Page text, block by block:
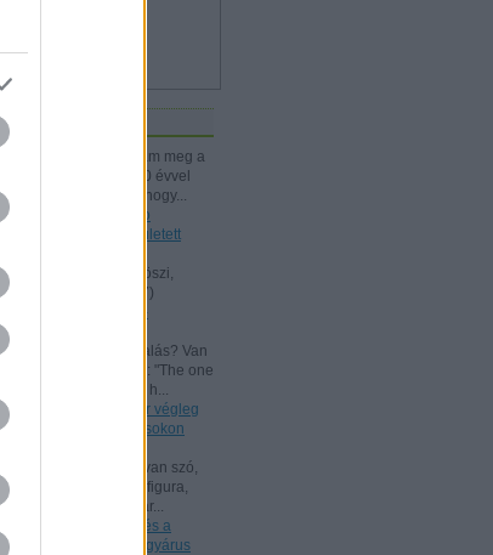
Nagymamámtól kaptam meg a
amit ő kb. 20 évvel
vehetett. (Jó tudni, hogy...
18:24
A Rodolfo
- 110 éve született
@Omcsesz: Köszi,
2024.06.18. 10:17)
a bűvész Európa-
- FISM 2024
Botond: És, csalás? Van
magyarázat erre: "The one
with me peering over h...
19:15
Uri Geller végleg
bűvészkongresszusokon
Szerintem itt is arról van szó,
ennyire kidolgozott figura,
fontos, hogy már...
Rodolfo és a
kimentett kínai gyöngyárus